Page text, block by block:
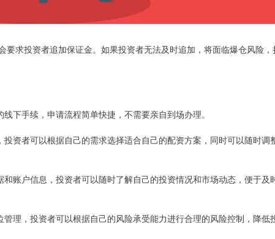
求投资者追加保证金。如果投资者无法及时追加，将面临爆仓风险，
下手续，申请流程简单快捷，不需要亲自到场办理。
资者可以根据自己的需求选择适合自己的配资方案，同时可以随时调
账户信息，投资者可以随时了解自己的投资情况和市场动态，便于及
理，投资者可以根据自己的风险承受能力进行合理的风险控制，降低